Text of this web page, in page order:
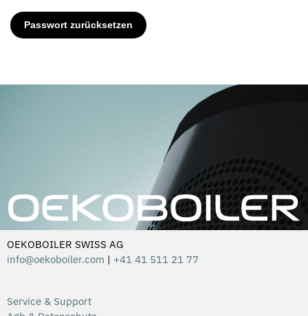
Passwort zurücksetzen
OEKOBOILER SWISS AG
info@oekoboiler.com | +41 41 511 21 77
Service & Support